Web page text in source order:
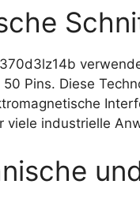
50 Pins. Diese
viele industrielle